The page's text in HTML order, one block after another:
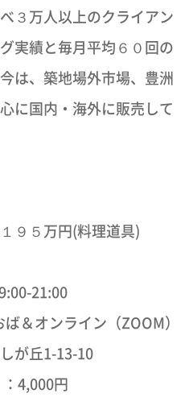
３万人以上のクライアン
実績と毎月平均６０回の
は、築地場外市場、豊洲
に国内・海外に販売して
９５万円(料理道具)
21:00
オンライン（ZOOM）
が丘1-13-10
4,000円